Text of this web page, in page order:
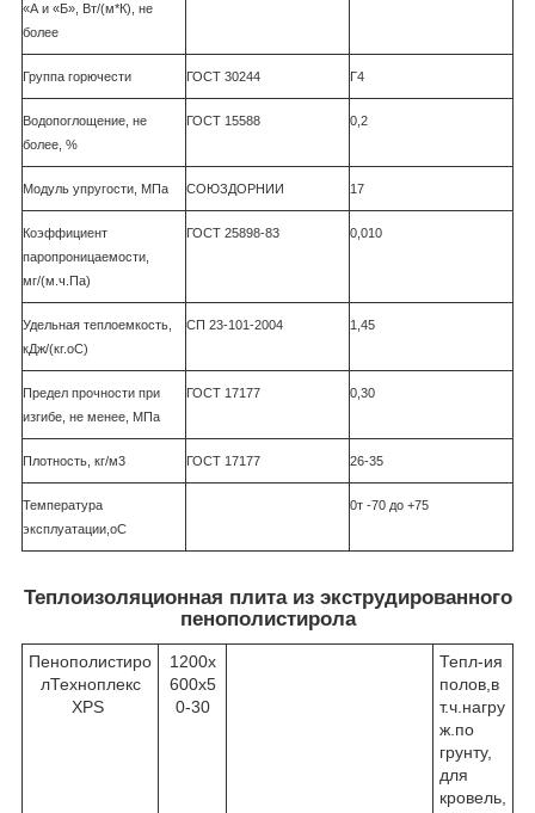
«А и «Б», Вт/(м*К), не
более
Группа горючести ГОСТ 30244 Г4
Водопоглощение, не
более, %
ГОСТ 15588 0,2
Модуль упругости, МПа СОЮЗДОРНИИ 17
Коэффициент
паропроницаемости,
мг/(м.ч.Па)
ГОСТ 25898-83 0,010
Удельная теплоемкость,
кДж/(кг.оС)
СП 23-101-2004 1,45
Предел прочности при
изгибе, не менее, МПа
ГОСТ 17177 0,30
Плотность, кг/м3 ГОСТ 17177 26-35
Температура
эксплуатации, оС
0т -70 до +75
Теплоизоляционная плита из экструдированного
пенополистирола
Пенополистиро
лТехноплекс
XPS
1200х
600х5
0-30
Тепл-ия
полов,в
т.ч.нагру
ж.по
грунту,
для
кровель,